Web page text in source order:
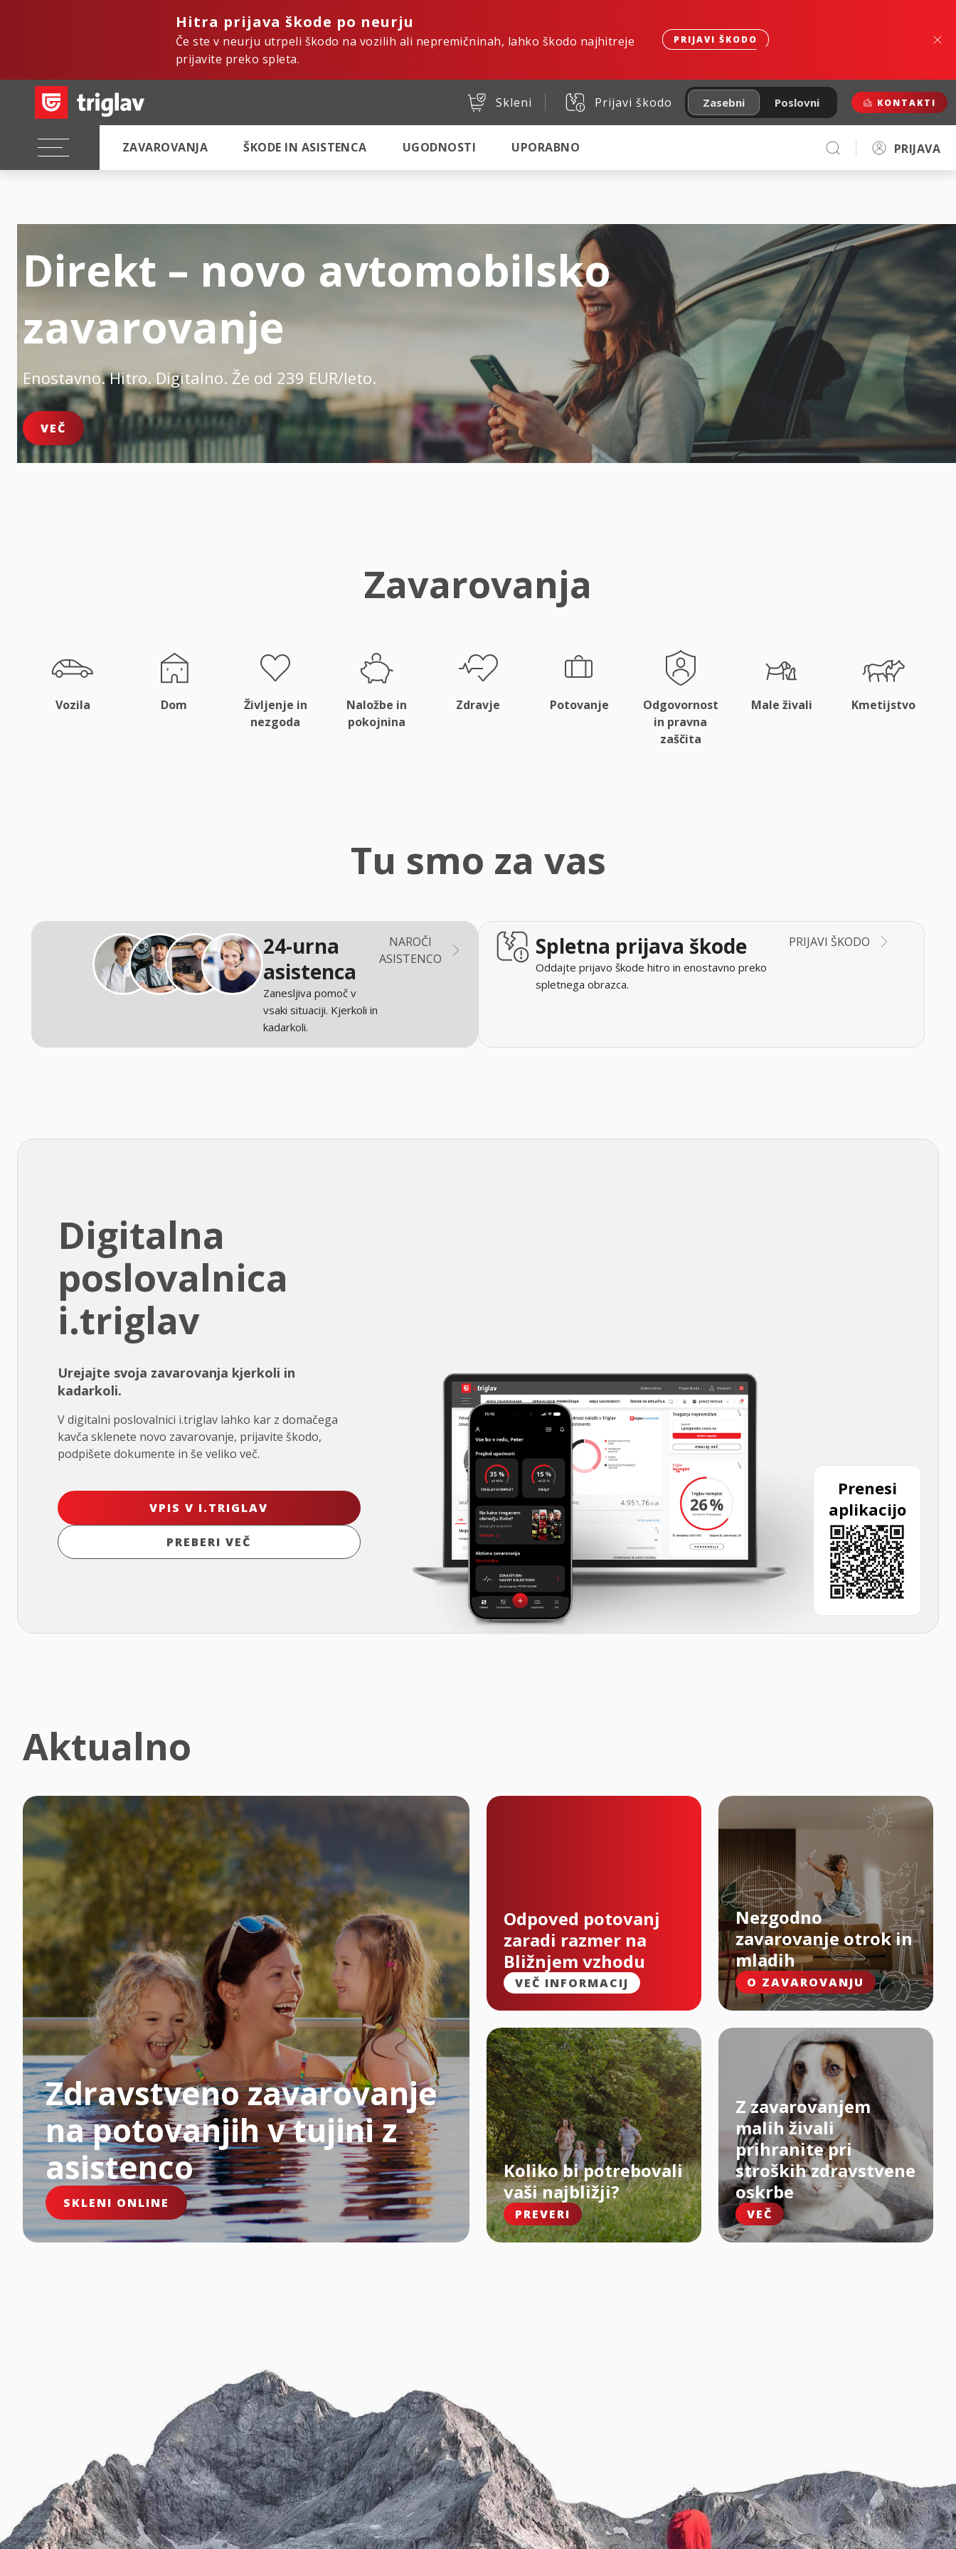
Hitra prijava škode po neurju
Če ste v neurju utrpeli škodo na vozilih ali nepremičninah, lahko škodo najhitreje
prijavite preko spleta.
PRIJAVI ŠKODO
Skleni Prijavi škodo Zasebni Poslovni KONTAKTI
ZAVAROVANJA ŠKODE IN ASISTENCA UGODNOSTI UPORABNO PRIJAVA
Direkt – novo avtomobilsko
zavarovanje
Enostavno. Hitro. Digitalno. Že od 239 EUR/leto.
VEČ
Zavarovanja
Vozila Dom
Življenje in
nezgoda
Naložbe in
pokojnina
Zdravje Potovanje
Odgovornost
in pravna
zaščita
Male živali Kmetijstvo
Tu smo za vas
24-urna
asistenca
Zanesljiva pomoč v
vsaki situaciji. Kjerkoli in
kadarkoli.
NAROČI
ASISTENCO
Spletna prijava škode
Oddajte prijavo škode hitro in enostavno preko
spletnega obrazca.
PRIJAVI ŠKODO
Digitalna
poslovalnica
i.triglav
Urejajte svoja zavarovanja kjerkoli in
kadarkoli.
V digitalni poslovalnici i.triglav lahko kar z domačega
kavča sklenete novo zavarovanje, prijavite škodo,
podpišete dokumente in še veliko več.
VPIS V I.TRIGLAV
PREBERI VEČ
Prenesi
aplikacijo
Aktualno
Zdravstveno zavarovanje
na potovanjih v tujini z
asistenco
SKLENI ONLINE
Odpoved potovanj
zaradi razmer na
Bližnjem vzhodu
VEČ INFORMACIJ
Nezgodno
zavarovanje otrok in
mladih
O ZAVAROVANJU
Koliko bi potrebovali
vaši najbližji?
PREVERI
Z zavarovanjem
malih živali
prihranite pri
stroških zdravstvene
oskrbe
VEČ